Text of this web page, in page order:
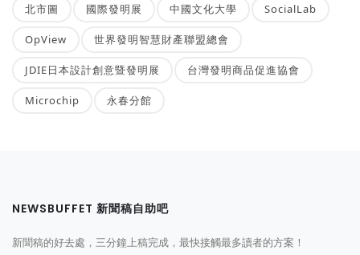
北市圖 國際發明展 中國文化大學 SocialLab
OpView 世界發明智慧財產聯盟總會
JDIE日本設計創意暨發明展 台灣發明商品促進協會
Microchip 永春分館
NEWSBUFFET 新聞稿自助吧
新聞稿的好去處，三分鐘上稿完成，最快接觸最多讀者的方案！